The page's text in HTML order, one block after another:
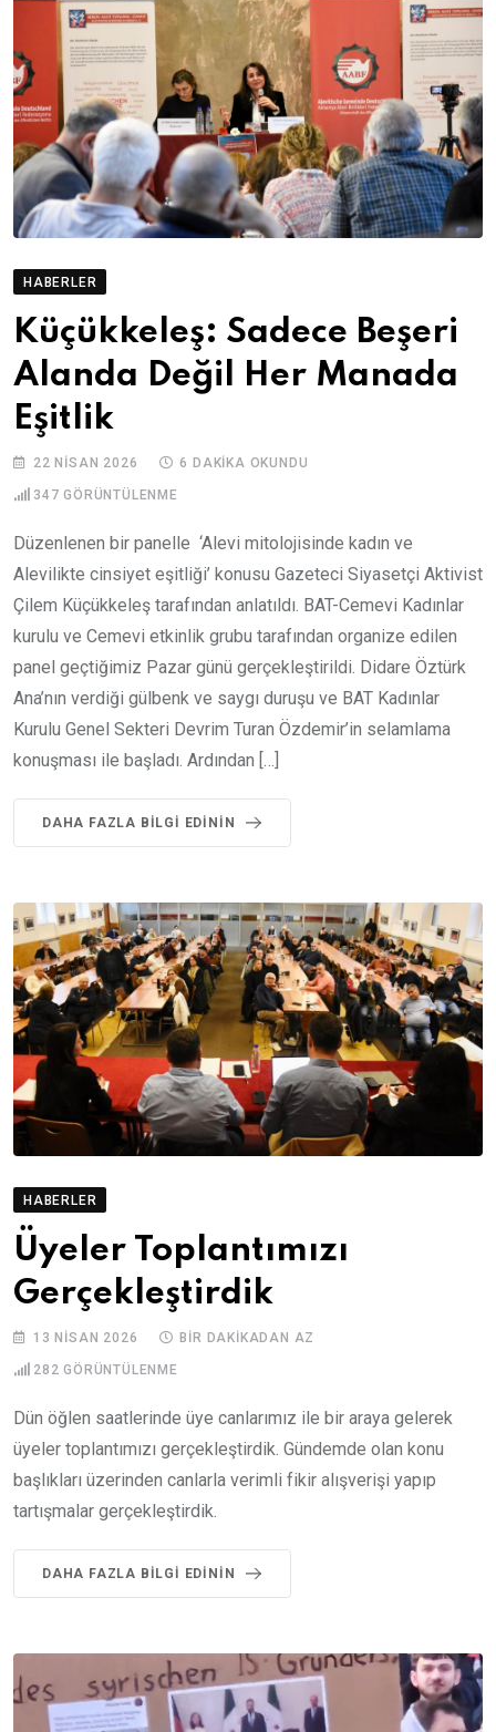
HABERLER
Küçükkeleş: Sadece Beşeri
Alanda Değil Her Manada
Eşitlik
22 NISAN 2026 6 DAKIKA OKUNDU
347 GÖRÜNTÜLENME
Düzenlenen bir panelle ‘Alevi mitolojisinde kadın ve
Alevilikte cinsiyet eşitliği’ konusu Gazeteci Siyasetçi Aktivist
Çilem Küçükkeleş tarafından anlatıldı. BAT-Cemevi Kadınlar
kurulu ve Cemevi etkinlik grubu tarafından organize edilen
panel geçtiğimiz Pazar günü gerçekleştirildi. Didare Öztürk
Ana’nın verdiği gülbenk ve saygı duruşu ve BAT Kadınlar
Kurulu Genel Sekteri Devrim Turan Özdemir’in selamlama
konuşması ile başladı. Ardından […]
DAHA FAZLA BILGI EDININ
HABERLER
Üyeler Toplantımızı
Gerçekleştirdik
13 NISAN 2026 BIR DAKIKADAN AZ
282 GÖRÜNTÜLENME
Dün öğlen saatlerinde üye canlarımız ile bir araya gelerek
üyeler toplantımızı gerçekleştirdik. Gündemde olan konu
başlıkları üzerinden canlarla verimli fikir alışverişi yapıp
tartışmalar gerçekleştirdik.
DAHA FAZLA BILGI EDININ